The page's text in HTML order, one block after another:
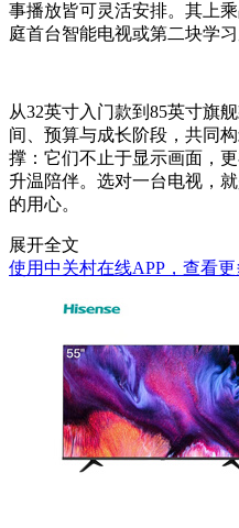
事播放皆可灵活安排。其上
庭首台智能电视或第二块学习
从32英寸入门款到85英寸旗
间、预算与成长阶段，共同
撑：它们不止于显示画面，
升温陪伴。选对一台电视，
的用心。
展开全文
使用中关村在线APP，查看